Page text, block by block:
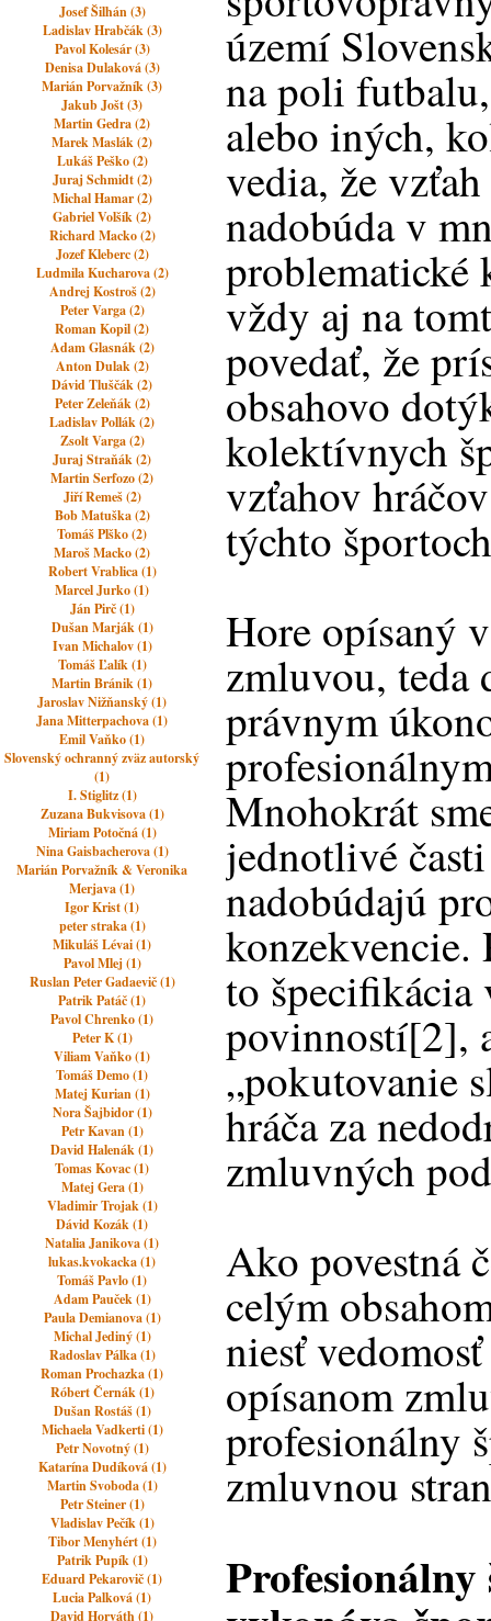
Josef Šilhán (3)
Ladislav Hrabčák (3)
Pavol Kolesár (3)
Denisa Dulaková (3)
Marián Porvažník (3)
Jakub Jošt (3)
Martin Gedra (2)
Marek Maslák (2)
Lukáš Peško (2)
Juraj Schmidt (2)
Michal Hamar (2)
Gabriel Volšík (2)
Richard Macko (2)
Jozef Kleberc (2)
Ludmila Kucharova (2)
Andrej Kostroš (2)
Peter Varga (2)
Roman Kopil (2)
Adam Glasnák (2)
Anton Dulak (2)
Dávid Tluščák (2)
Peter Zeleňák (2)
Ladislav Pollák (2)
Zsolt Varga (2)
Juraj Straňák (2)
Martin Serfozo (2)
Jiří Remeš (2)
Bob Matuška (2)
Tomáš Plško (2)
Maroš Macko (2)
Robert Vrablica (1)
Marcel Jurko (1)
Ján Pirč (1)
Dušan Marják (1)
Ivan Michalov (1)
Tomáš Ľalík (1)
Martin Bránik (1)
Jaroslav Nižňanský (1)
Jana Mitterpachova (1)
Emil Vaňko (1)
Slovenský ochranný zväz autorský
(1)
I. Stiglitz (1)
Zuzana Bukvisova (1)
Miriam Potočná (1)
Nina Gaisbacherova (1)
Marián Porvažník & Veronika
Merjava (1)
Igor Krist (1)
peter straka (1)
Mikuláš Lévai (1)
Pavol Mlej (1)
Ruslan Peter Gadaevič (1)
Patrik Patáč (1)
Pavol Chrenko (1)
Peter K (1)
Viliam Vaňko (1)
Tomáš Demo (1)
Matej Kurian (1)
Nora Šajbidor (1)
Petr Kavan (1)
David Halenák (1)
Tomas Kovac (1)
Matej Gera (1)
Vladimir Trojak (1)
Dávid Kozák (1)
Natalia Janikova (1)
lukas.kvokacka (1)
Tomáš Pavlo (1)
Adam Pauček (1)
Paula Demianova (1)
Michal Jediný (1)
Radoslav Pálka (1)
Roman Prochazka (1)
Róbert Černák (1)
Dušan Rostáš (1)
Michaela Vadkerti (1)
Petr Novotný (1)
Katarína Dudíková (1)
Martin Svoboda (1)
Petr Steiner (1)
Vladislav Pečík (1)
Tibor Menyhért (1)
Patrik Pupík (1)
Eduard Pekarovič (1)
Lucia Palková (1)
David Horváth (1)
území
na poli
alebo iných,
vedia, že
nadobúda v
problematické
vždy aj na
povedať, že
obsahovo
kolektívnych
vzťahov
týchto
Hore opísaný
zmluvou, teda
právnym
Mnohokrát
jednotlivé
nadobúdajú
to špecifikácia
povinností[2],
„pokutovanie
hráča za
zmluvných
Ako povestná
celým
niesť
opísanom
profesionálny
zmluvnou
Profesionálny